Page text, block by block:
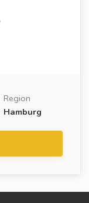
Region
Hamburg